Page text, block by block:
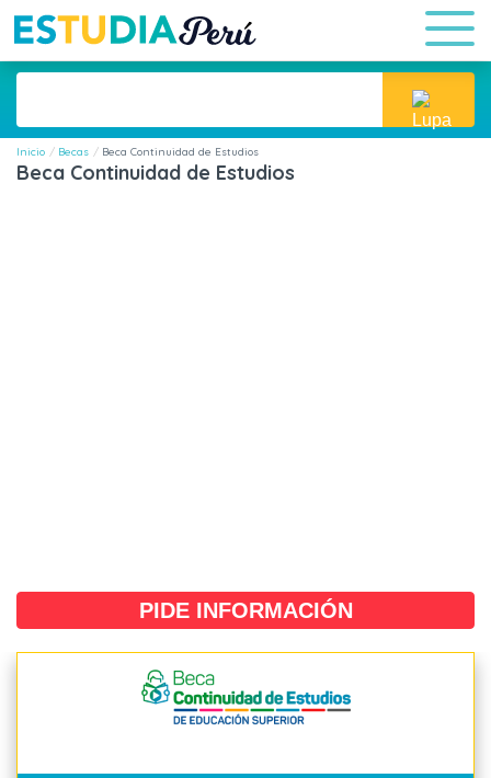
Inicio Becas Beca Continuidad de Estudios
Beca Continuidad de Estudios
PIDE INFORMACIÓN